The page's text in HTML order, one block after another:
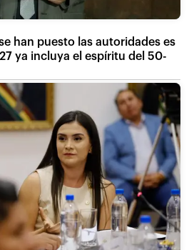
han puesto las autoridades es
ya incluya el espíritu del 50-